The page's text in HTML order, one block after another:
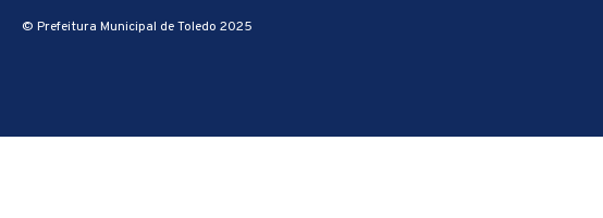
© Prefeitura Municipal de Toledo 2025